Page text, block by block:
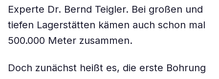
Experte Dr. Bernd Teigler. Bei großen und
tiefen Lagerstätten kämen auch schon mal
500.000 Meter zusammen.
Doch zunächst heißt es, die erste Bohrung